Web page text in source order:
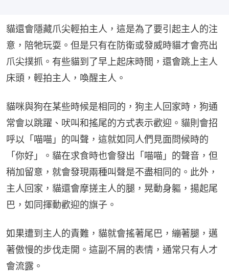
貓還會隱藏爪尖輕拍主人，這是為了要引起主人的注
意，陪牠玩耍。但是只有在防衛或發威時貓才會亮出
爪尖撲抓。有些貓到了早上起床時間，還會跳上主人
床頭，輕拍主人，喚醒主人。
貓咪與狗在某些時候是相同的，狗主人回家時，狗通
常會以跳躍、吠叫和搖尾的方式表示歡迎。貓則會招
呼以「喵喵」的叫聲，這就如同人們見面問候時的
「你好」。貓在求食時也會發出「喵喵」的聲音，但
稍加留意，就會發現兩種叫聲是不盡相同的。此外，
主人回家，貓還會摩搓主人的腿，晃動身軀，揚起尾
巴，如同揮動歡迎的旗子。
如果遭到主人的責難，貓就會搖著尾巴，繃著腿，邁
著傲慢的步伐走開。這副不屑的表情，通常只有人才
會流露。